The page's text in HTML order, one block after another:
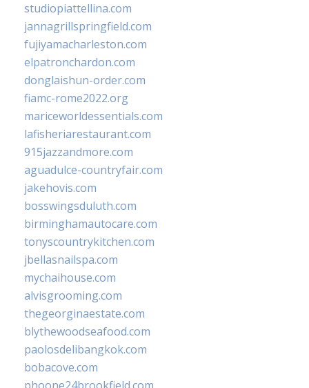
studiopiattellina.com
jannagrillspringfield.com
fujiyamacharleston.com
elpatronchardon.com
donglaishun-order.com
fiamc-rome2022.org
mariceworldessentials.com
lafisheriarestaurant.com
915jazzandmore.com
aguadulce-countryfair.com
jakehovis.com
bosswingsduluth.com
birminghamautocare.com
tonyscountrykitchen.com
jbellasnailspa.com
mychaihouse.com
alvisgrooming.com
thegeorginaestate.com
blythewoodseafood.com
paolosdelibangkok.com
bobacove.com